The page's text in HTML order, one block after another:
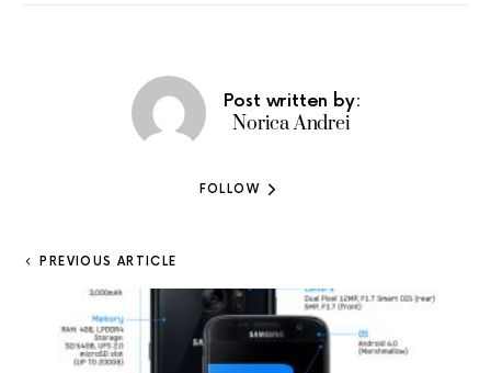
Post written by:
Norica Andrei
FOLLOW
PREVIOUS ARTICLE